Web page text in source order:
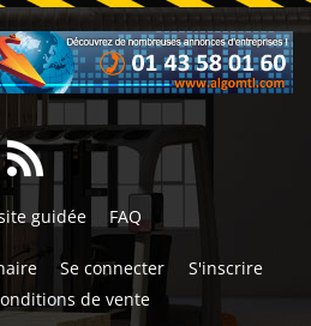
guidée FAQ
Se connecter
S'inscrire
de vente